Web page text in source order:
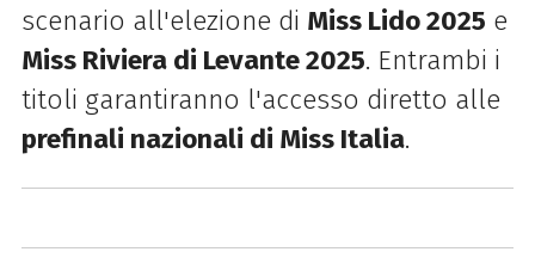
scenario all'elezione di Miss Lido 2025 e
Miss Riviera di Levante 2025. Entrambi i
titoli garantiranno l'accesso diretto alle
prefinali nazionali di Miss Italia.